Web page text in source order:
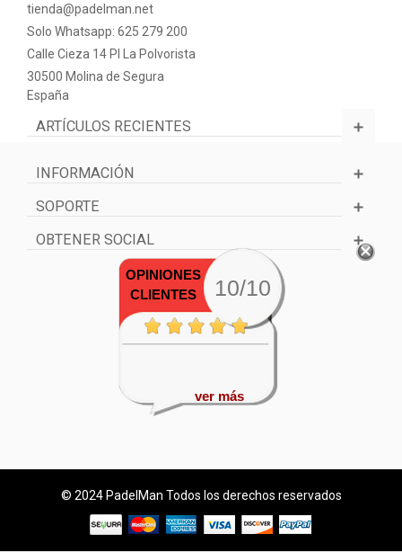
tienda@padelman.net
Solo Whatsapp: 625 279 200
Calle Cieza 14 PI La Polvorista
30500 Molina de Segura
España
ARTÍCULOS RECIENTES
INFORMACIÓN
SOPORTE
OBTENER SOCIAL
OPINIONES
CLIENTES
10/10
ver más
© 2024 PadelMan Todos los derechos reservados